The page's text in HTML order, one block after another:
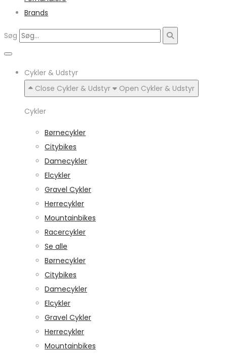
Brands
Søg
Cykler & Udstyr
Close Cykler & Udstyr
Open Cykler & Udstyr
Cykler
Børnecykler
Citybikes
Damecykler
Elcykler
Gravel Cykler
Herrecykler
Mountainbikes
Racercykler
Se alle
Børnecykler
Citybikes
Damecykler
Elcykler
Gravel Cykler
Herrecykler
Mountainbikes